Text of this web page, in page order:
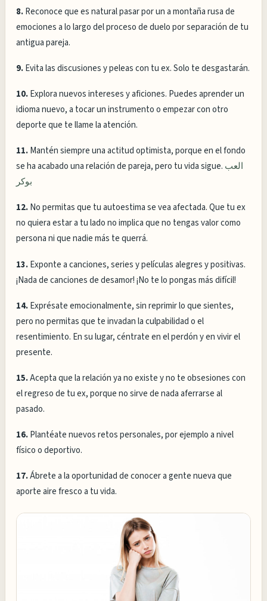
8.Reconoce que es natural pasar por un a montaña rusa de
emociones a lo largo del proceso de duelo por separación de tu
antigua pareja.
9.Evita las discusiones y peleas con tu ex. Solo te desgastarán.
10.Explora nuevos intereses y aficiones. Puedes aprender un
idioma nuevo, a tocar un instrumento o empezar con otro
deporte que te llame la atención.
11.Mantén siempre una actitud optimista, porque en el fondo
se ha acabado una relación de pareja, pero tu vida sigue. العب
بوكر
12.No permitas que tu autoestima se vea afectada. Que tu ex
no quiera estar a tu lado no implica que no tengas valor como
persona ni que nadie más te querrá.
13.Exponte a canciones, series y películas alegres y positivas.
¡Nada de canciones de desamor! ¡No te lo pongas más difícil!
14.Exprésate emocionalmente, sin reprimir lo que sientes,
pero no permitas que te invadan la culpabilidad o el
resentimiento. En su lugar, céntrate en el perdón y en vivir el
presente.
15.Acepta que la relación ya no existe y no te obsesiones con
el regreso de tu ex, porque no sirve de nada aferrarse al
pasado.
16.Plantéate nuevos retos personales, por ejemplo a nivel
físico o deportivo.
17.Ábrete a la oportunidad de conocer a gente nueva que
aporte aire fresco a tu vida.